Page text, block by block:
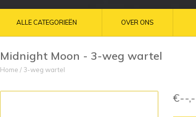
ALLE CATEGORIEËN OVER ONS
Midnight Moon - 3-weg wartel
Home / 3-weg wartel
€--